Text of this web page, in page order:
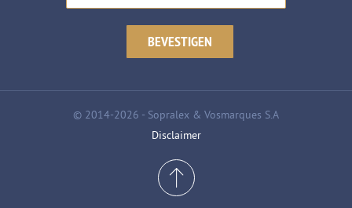
© 2014-2026 - Sopralex & Vosmarques S.A
Disclaimer